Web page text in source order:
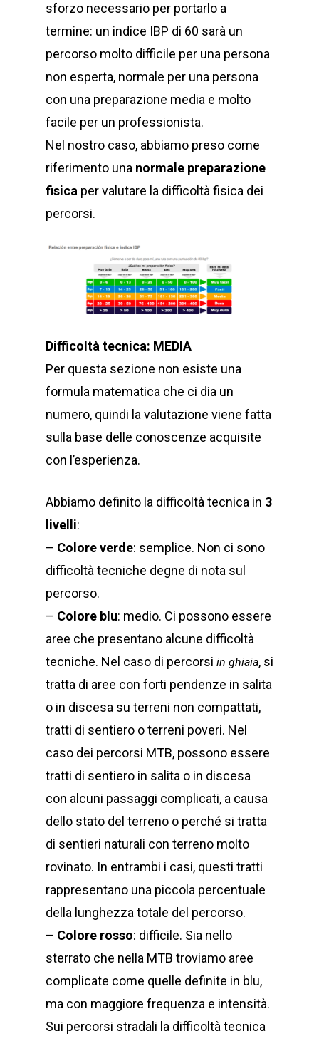
sforzo necessario per portarlo a
termine: un indice IBP di 60 sarà un
percorso molto difficile per una persona
non esperta, normale per una persona
con una preparazione media e molto
facile per un professionista.
Nel nostro caso, abbiamo preso come
riferimento una normale preparazione
fisica per valutare la difficoltà fisica dei
percorsi.
Difficoltà tecnica: MEDIA
Per questa sezione non esiste una
formula matematica che ci dia un
numero, quindi la valutazione viene fatta
sulla base delle conoscenze acquisite
con l’esperienza.
Abbiamo definito la difficoltà tecnica in 3
livelli:
– Colore verde: semplice. Non ci sono
difficoltà tecniche degne di nota sul
percorso.
– Colore blu: medio. Ci possono essere
aree che presentano alcune difficoltà
tecniche. Nel caso di percorsi in ghiaia, si
tratta di aree con forti pendenze in salita
o in discesa su terreni non compattati,
tratti di sentiero o terreni poveri. Nel
caso dei percorsi MTB, possono essere
tratti di sentiero in salita o in discesa
con alcuni passaggi complicati, a causa
dello stato del terreno o perché si tratta
di sentieri naturali con terreno molto
rovinato. In entrambi i casi, questi tratti
rappresentano una piccola percentuale
della lunghezza totale del percorso.
– Colore rosso: difficile. Sia nello
sterrato che nella MTB troviamo aree
complicate come quelle definite in blu,
ma con maggiore frequenza e intensità.
Sui percorsi stradali la difficoltà tecnica